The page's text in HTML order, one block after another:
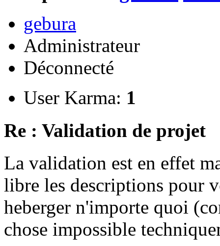
gebura
Administrateur
Déconnecté
User Karma: 1
Re : Validation de projet
La validation est en effet
libre les descriptions pour
heberger n'importe quoi
chose impossible